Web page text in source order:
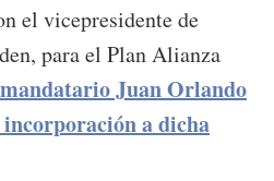
el vicepresidente de
para el Plan Alianza
Juan Orlando
a dicha